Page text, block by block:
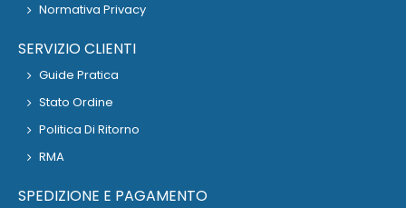
Normativa Privacy
SERVIZIO CLIENTI
Guide Pratica
Stato Ordine
Politica Di Ritorno
RMA
SPEDIZIONE E PAGAMENTO